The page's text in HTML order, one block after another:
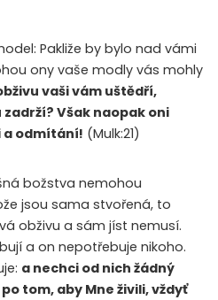
Pakliže by bylo nad vámi
ony vaše modly vás mohly
vaši vám uštědří,
Však naopak oni
odmítání! (Mulk:21)
božstva nemohou
jsou sama stvořená, to
obživu a sám jíst nemusí.
a on nepotřebuje nikoho.
a nechci od nich žádný
tom, aby Mne živili, vždyť